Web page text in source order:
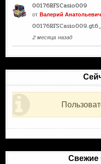
00176RFSCasio009
отВалерий Анатольевич
2 месяца назад
Свежие